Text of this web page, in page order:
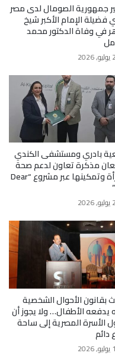
جمهورية الصومال لدى مصر
فضيلة الإمام الأكبر شيخ
في وفاة الدكتور محمد
بادري ومستشفى الكندي
مذكرة تعاون لدعم صحة
المرأة وتمكينها عبر مشروع “Dear
بقانون الأحوال الشخصية
يدفعه الأطفال… ولا يجوز أن
الأسرة المصرية إلى ساحة
دائم